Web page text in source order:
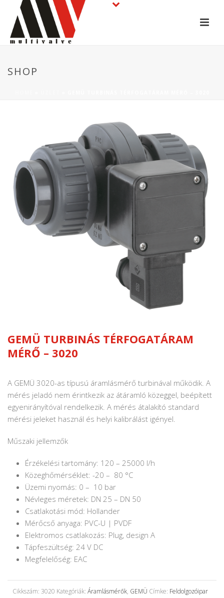
SHOP
GEMÜ TURBINÁS TÉRFOGATÁRAM
MÉRŐ – 3020
A GEMÜ 3020-as típusú áramlásmérő turbinával működik. A
mérés jeladó nem érintkezik az átáramló közeggel, beépített
egyenirányítóval rendelkezik. A mérés átalakító standard
mérési jeleket használ és helyi kalibrálást igényel.
Műszaki jellemzők
Érzékelési tartomány: 120 – 25000 l/h
Közeghőmérséklet: -20 – 80 °C
Üzemi nyomás: 0 – 10 bar
Névleges méretek: DN 25 – DN 50
Csatlakotási mód: Hollander
Mérőcső anyaga: PVC-U | PVDF
Elektromos csatlakozás: Plug, design A
Tápfeszültség: 24 V DC
Megfelelőség: EAC
Cikkszám: 3020 Kategóriák: Áramlásmérők, GEMÜ Címke: Feldolgozóipar